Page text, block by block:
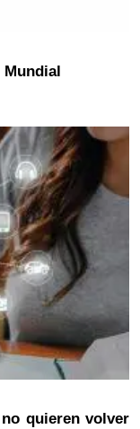
Mundial
quieren volver